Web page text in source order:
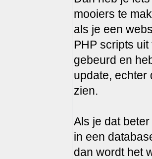
mooiers te
als je een
PHP scripts
gebeurd en
update, echter
zien.
Als je dat
in een
dan wordt het